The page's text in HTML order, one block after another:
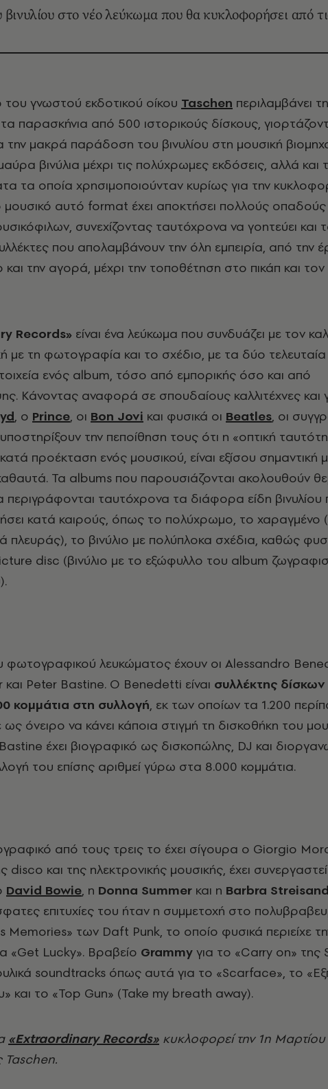
βινυλίου στο νέο λεύκωμα που θα κυκλοφορήσει από
του γνωστού εκδοτικού οίκου Taschen περιλαμβάνει
τα παρασκήνια από 500 ιστορικούς δίσκους,
την μακρά παράδοση του βινυλίου στη μουσική
βινύλια μέχρι τις πολύχρωμες εκδόσεις, αλλά και
τα οποία χρησιμοποιούνταν κυρίως για την
μουσικό αυτό format έχει αποκτήσει πολλούς οπαδούς
συνεχίζοντας ταυτόχρονα να γοητεύει και
που απολαμβάνουν την όλη εμπειρία, από την
την αγορά, μέχρι την τοποθέτηση στο πικάπ και τον
Records» είναι ένα λεύκωμα που συνδυάζει με τον
με τη φωτογραφία και το σχέδιο, με τα δύο τελευταία
ενός album, τόσο από εμπορικής όσο και από
Κάνοντας αναφορά σε σπουδαίους καλλιτέχνες και
, ο Prince, οι Bon Jovi και φυσικά οι Beatles, οι
την πεποίθηση τους ότι η «οπτική
προέκταση ενός μουσικού, είναι εξίσου σημαντική
Τα albums που παρουσιάζονται ακολουθούν
περιγράφονται ταυτόχρονα τα διάφορα είδη βινυλίου
κατά καιρούς, όπως το πολύχρωμο, το χαραγμένο
πλευράς), το βινύλιο με πολύπλοκα σχέδια, καθώς
disc (βινύλιο με το εξώφυλλο του album
φωτογραφικού λευκώματος έχουν οι Alessandro
και Peter Bastine. Ο Benedetti είναι συλλέκτης δίσκων
κομμάτια στη συλλογή, εκ των οποίων τα 1.200
όνειρο να κάνει κάποια στιγμή τη δισκοθήκη του
Bastine έχει βιογραφικό ως δισκοπώλης, DJ και
του επίσης αριθμεί γύρω στα 8.000 κομμάτια.
από τους τρεις το έχει σίγουρα ο Giorgio
disco και της ηλεκτρονικής μουσικής, έχει
David Bowie, η Donna Summer και η Barbra Streisand
επιτυχίες του ήταν η συμμετοχή στο
Memories» των Daft Punk, το οποίο φυσικά περιείχε
«Get Lucky». Βραβείο Grammy για το «Carry on» της
soundtracks όπως αυτά για το «Scarface», το
και το «Top Gun» (Take my breath away).
«Extraordinary Records» κυκλοφορεί την 1η Μαρτίου
Taschen.